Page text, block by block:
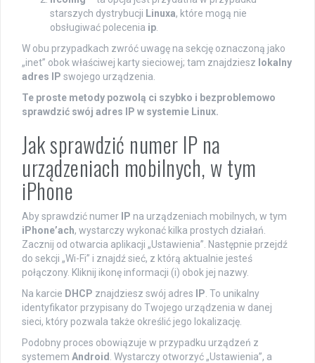
starszych dystrybucji Linuxa, które mogą nie
obsługiwać polecenia ip
W obu przypadkach zwróć uwagę na sekcję oznaczoną jako
„inet” obok właściwej karty sieciowej; tam znajdziesz lokalny
adres IP swojego urządzenia.
Te proste metody pozwolą ci szybko i bezproblemowo
sprawdzić swój adres IP w systemie Linux.
Jak sprawdzić numer IP na
urządzeniach mobilnych, w tym
iPhone
Aby sprawdzić numer IP na urządzeniach mobilnych, w tym
iPhone’ach, wystarczy wykonać kilka prostych działań.
Zacznij od otwarcia aplikacji „Ustawienia”. Następnie przejdź
do sekcji „Wi-Fi” i znajdź sieć, z którą aktualnie jesteś
połączony. Kliknij ikonę informacji (i) obok jej nazwy.
Na karcie DHCP znajdziesz swój adres IP . To unikalny
identyfikator przypisany do Twojego urządzenia w danej
sieci, który pozwala także określić jego lokalizację.
Podobny proces obowiązuje w przypadku urządzeń z
systemem Android . Wystarczy otworzyć „Ustawienia”, a